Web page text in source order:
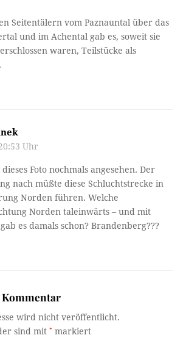
Seitentälern vom Paznauntal über das
und im Achental gab es, soweit sie
waren, Teilstücke als
Uhr
Foto nochmals angesehen. Der
nach müßte diese Schluchtstrecke in
Norden führen. Welche
Norden taleinwärts – und mit
es damals schon? Brandenberg???
Kommentar
wird nicht veröffentlicht.
sind mit* markiert